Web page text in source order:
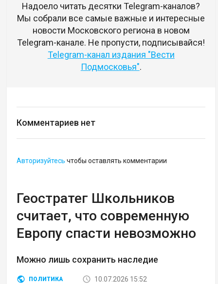
Надоело читать десятки Telegram-каналов?
Мы собрали все самые важные и интересные
новости Московского региона в новом
Telegram-канале. Не пропусти, подписывайся!
Telegram-канал издания "Вести
Подмосковья".
Комментариев нет
Авторизуйтесь чтобы оставлять комментарии
Геостратег Школьников
считает, что современную
Европу спасти невозможно
Можно лишь сохранить наследие
ПОЛИТИКА
10.07.2026 15:52